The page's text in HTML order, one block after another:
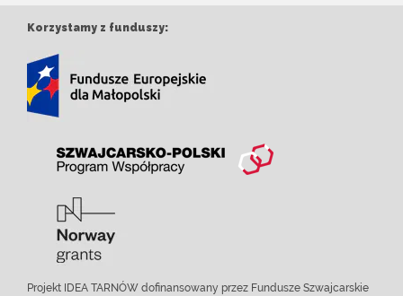
Korzystamy z funduszy:
Projekt IDEA TARNÓW dofinansowany przez Fundusze Szwajcarskie